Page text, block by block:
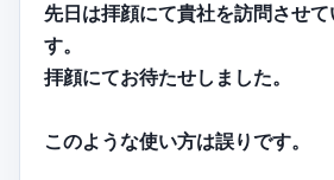
先日は拝顔にて貴社を訪問させ
す。
拝顔にてお待たせしました。
このような使い方は誤りです。